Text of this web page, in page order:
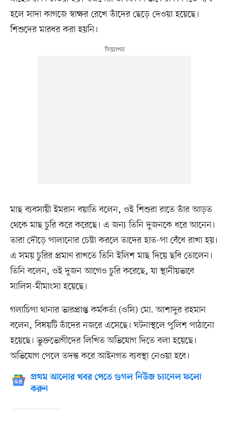
হলে সাদা কাগজে স্বাক্ষর রেখে তাঁদের ছেড়ে দেওয়া হয়েছে।
শিশুদের মারধর করা হয়নি।
মাছ ব্যবসায়ী ইমরান বয়াতি বলেন, ওই শিশুরা রাতে তাঁর আড়ত
থেকে মাছ চুরি করে করেছে। এ জন্য তিনি দুজনকে ধরে আনেন।
তারা দৌড়ে পালানোর চেষ্টা করলে তাদের হাত-পা বেঁধে রাখা হয়।
এ সময় চুরির প্রমাণ রাখতে তিনি ইলিশ মাছ দিয়ে ছবি তোলেন।
তিনি বলেন, ওই দুজন আগেও চুরি করেছে, যা স্থানীয়ভাবে
সালিস-মীমাংসা হয়েছে।
গলাচিপা থানার ভারপ্রাপ্ত কর্মকর্তা (ওসি) মো. আশাদুর রহমান
বলেন, বিষয়টি তাঁদের নজরে এসেছে। ঘটনাস্থলে পুলিশ পাঠানো
হয়েছে। ভুক্তভোগীদের লিখিত অভিযোগ দিতে বলা হয়েছে।
অভিযোগ পেলে তদন্ত করে আইনগত ব্যবস্থা নেওয়া হবে।
প্রথম আলোর খবর পেতে গুগল নিউজ চ্যানেল ফলো
করুন